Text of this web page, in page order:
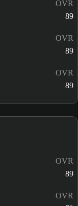
OVR
89
OVR
89
OVR
89
OVR
89
OVR